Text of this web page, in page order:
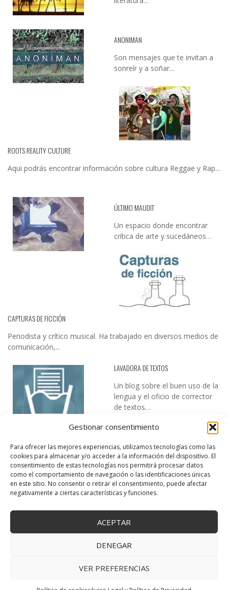
Gestionar consentimiento
Para ofrecer las mejores experiencias, utilizamos tecnologías como las
cookies para almacenar y/o acceder a la información del dispositivo. El
consentimiento de estas tecnologías nos permitirá procesar datos
como el comportamiento de navegación o las identificaciones únicas
en este sitio. No consentir o retirar el consentimiento, puede afectar
negativamente a ciertas características y funciones.
ACEPTAR
DENEGAR
VER PREFERENCIAS
ANONIMAN
Son mensajes que te invitan a
sonreír y a soñar...
ROOTS REALITY CULTURE
Aqui podrás encontrar información sobre cultura Reggae y Rap...
ÚLTIMO MAUDIT
Un espacio donde encontrar
crítica de arte y sucedáneos…
CAPTURAS DE FICCIÓN
Periodista y crítico musical. Ha trabajado en diversos medios de
comunicación,...
LAVADORA DE TEXTOS
Un blog sobre el buen uso de la
lengua y el oficio de corrector
de textos…
DESIREE MARTÍN
↑ Volver arriba